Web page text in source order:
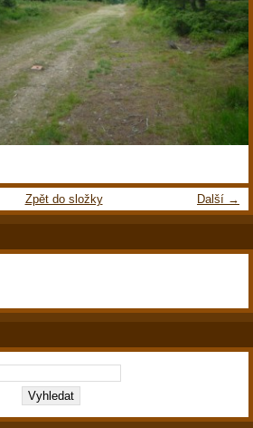
Další →
Zpět do složky